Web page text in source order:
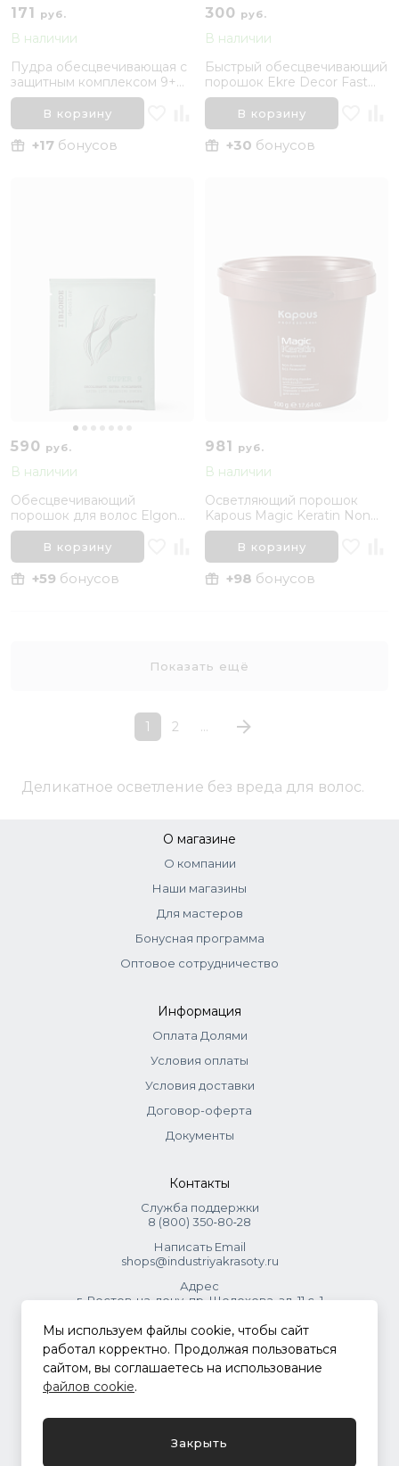
171 руб.
В наличии
Пудра обесцвечивающая с
защитным комплексом 9+
Kapous Professional Blond
Bar, 30 гВ корзину
+17 бонусов
300 руб.
В наличии
Быстрый обесцвечивающий
порошок Ekre Decor Fast
Bleaching Powder 25 г 1
В корзину
+30 бонусов
590 руб.
В наличии
Обесцвечивающий
порошок для волос Elgon
Decolor I Blonde Super 9
Bleach, 50 гр
В корзину
+59 бонусов
981 руб.
В наличии
Осветляющий порошок
Kapous Magic Keratin Non
Ammonia, 500 г
В корзину
+98 бонусов
Показать ещё
1 2 ...
Деликатное осветление без вреда для волос.
О магазине
О компании
Наши магазины
Для мастеров
Бонусная программа
Оптовое сотрудничество
Информация
Оплата Долями
Условия оплаты
Условия доставки
Договор-оферта
Документы
Контакты
Служба поддержки
8 (800) 350‑80‑28
Написать Email
shops@industriyakrasoty.ru
Адрес
г. Ростов-на-дону, пр. Шолохова, зд. 11 с. 1
© 2026 Индустрия красоты.
.
Мы используем файлы cookie, чтобы сайт
работал корректно. Продолжая пользоваться
сайтом, вы соглашаетесь на использование
файлов cookie.
Закрыть